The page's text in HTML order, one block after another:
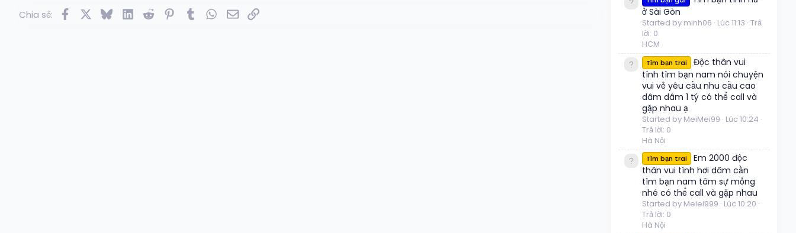
Chia sẻ: FacebookBlueskyLinkedInReddit Pinterest
Tumblr WhatsApp
EmailLink
ở Sài Gòn
Started by minh06 Lúc 11:13 Trả
lời: 0
HCM
Tìm bạn trai
Độc thân vui
tính tìm bạn nam nói chuyện
vui vẻ yêu cầu nhu cầu cao
dâm dâm 1 tý có thể call và
gặp nhau ạ
Started by MeiMei99 Lúc 10:24
Trả lời: 0
Hà Nội
Tìm bạn trai
Em 2000 độc
thân vui tính hơi dâm cần
tìm bạn nam tâm sự mỏng
nhé có thể call và gặp nhau
Started by Meiei999 Lúc 10:20
Trả lời: 0
Hà Nội